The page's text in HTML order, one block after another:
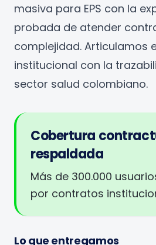
masiva para EPS con la
probada de atender
complejidad. Articulamos
institucional con la
sector salud colombiano.
Cobertura
respaldada
Más de 300.000
por contratos
Lo que entregamos